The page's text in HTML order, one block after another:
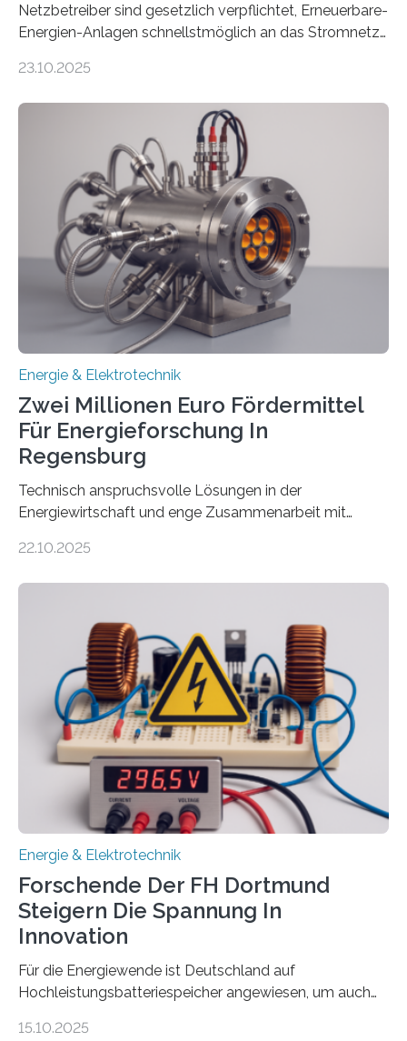
Netzbetreiber sind gesetzlich verpflichtet, Erneuerbare-
Energien-Anlagen schnellstmöglich an das Stromnetz
ermöglichen. Doch der dafür nötige Netzausbau hinkt
einem „Anschlussstau“. Die Stiftung
Umweltenergierecht hat den Rechtsrahmen in einem
neuen Bericht für die Praxis eingeordnet – inklusive der
Rolle von flexiblen Netzanschlussvereinbarungen. Der
Netzanschluss von Erneuerbare-Energien-Anlagen
(EE-Anlagen) ist entscheidend für die Energiewende.
Denn ohne Anschluss an das Netz kann kein Strom
eingespeist werden. Nach dem Erneuerbare-Energien-
Gesetz (EEG) sind Netzbetreiber…
23.10.2025
Energie & Elektrotechnik
Zwei Millionen Euro Fördermittel
Für Energieforschung In
Regensburg
Technisch anspruchsvolle Lösungen in der
Energiewirtschaft und enge Zusammenarbeit mit
neuen EU-geförderten Transfer-Projekte zu
Energietechnologien werden vom Europäischen
Sozialfonds Plus (ESF+) gefördert – mit einer
Gesamtsumme von mehr als zwei Millionen Euro.
Damit zählt die Hochschule zu den großen
Gewinnerinnen der aktuellen Förderrunde des
Bayerischen Wissenschaftsministeriums. Im
Mittelpunkt steht der direkte Wissenstransfer: Neue
wissenschaftliche Erkenntnisse sollen rasch in die
22.10.2025
Energie & Elektrotechnik
Forschende Der FH Dortmund
Steigern Die Spannung In
Innovation
Für die Energiewende ist Deutschland auf
Hochleistungsbatteriespeicher angewiesen, um auch
Doch mit der immensen Zahl einzelner Batteriezellen,
15.10.2025